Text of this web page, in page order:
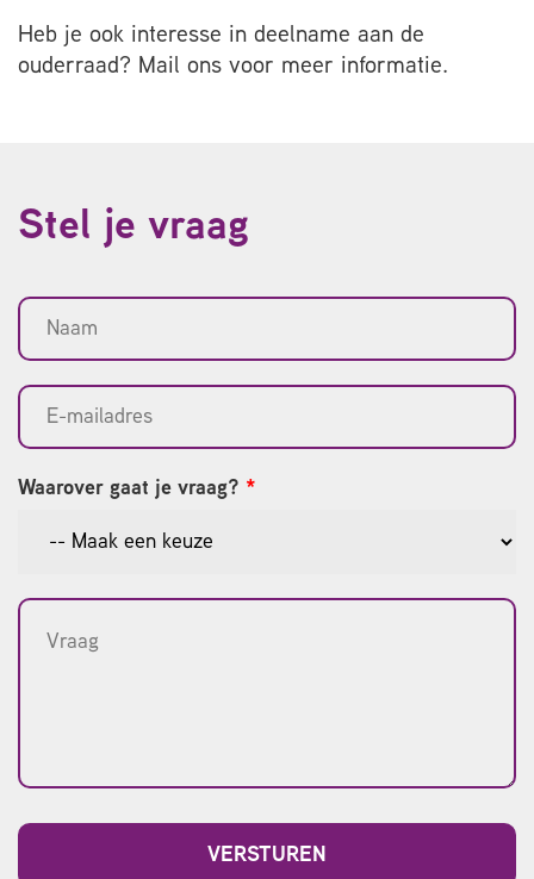
Heb je ook interesse in deelname aan de
ouderraad? Mail ons voor meer informatie.
Stel je vraag
Waarover gaat je vraag? *